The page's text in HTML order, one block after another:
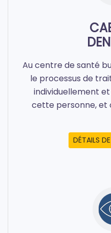
Au centre de santé
le processus de
individuellement
cette personne, et
DÉTAILS